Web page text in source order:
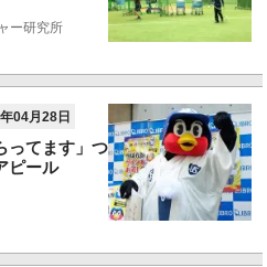
ー研究所
04月28日
ってます」つ
ピール